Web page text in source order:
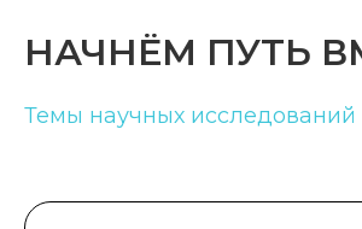
НАЧНЁМ ПУТЬ
Темы научных исследований